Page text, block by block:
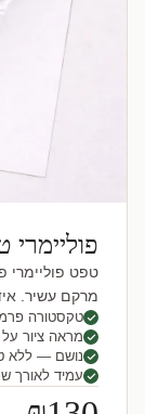
טפט פוליימרי
מרקם עשיר.
טקסטורה
מראה ציור על
נושם — ללא
עמיד לאורך